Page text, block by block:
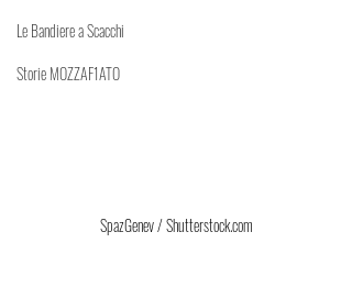
Le Bandiere a Scacchi
Storie MOZZAF1ATO
SpazGenev / Shutterstock.com